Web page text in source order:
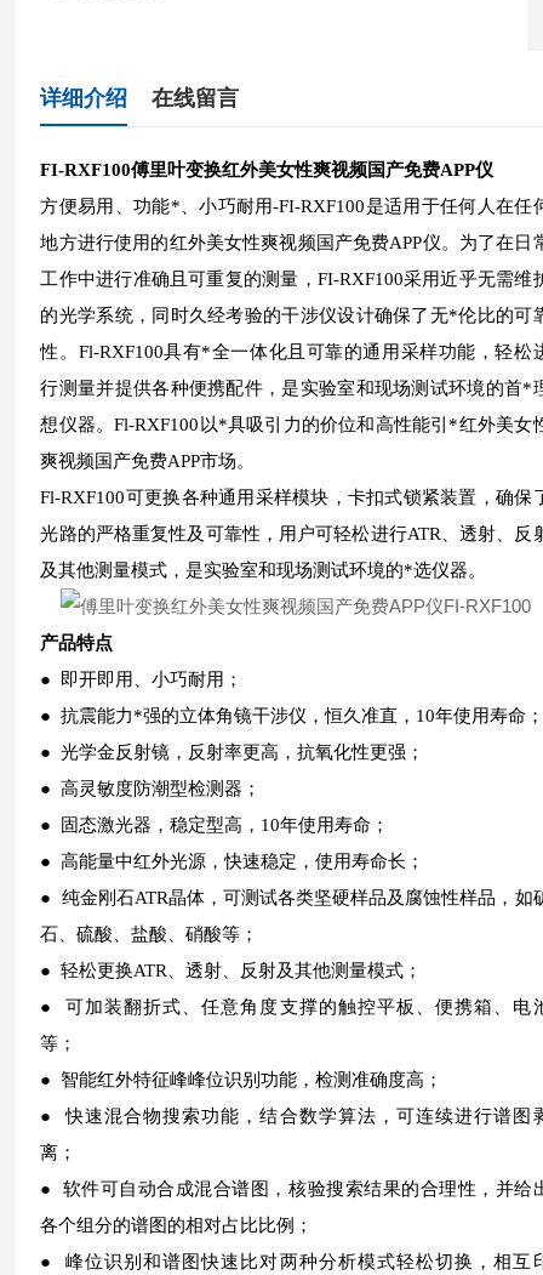
详细介绍 在线留言
FI-RXF100傅里叶变换红外美女性爽视频国产免费APP仪
方便易用、功能*、小巧耐用-FI-RXF100是适用于任何人在任
地方进行使用的红外美女性爽视频国产免费APP仪。为了在日
工作中进行准确且可重复的测量，FI-RXF100采用近乎无需维
的光学系统，同时久经考验的干涉仪设计确保了无*伦比的可
性。Fl-RXF100具有*全一体化且可靠的通用采样功能，轻松
行测量并提供各种便携配件，是实验室和现场测试环境的首*
想仪器。Fl-RXF100以*具吸引力的价位和高性能引*红外美女
爽视频国产免费APP市场。
Fl-RXF100可更换各种通用采样模块，卡扣式锁紧装置，确保
光路的严格重复性及可靠性，用户可轻松进行ATR、透射、反
及其他测量模式，是实验室和现场测试环境的*选仪器。
产品特点
● 即开即用、小巧耐用；
● 抗震能力*强的立体角镜干涉仪，恒久准直， 10年使用寿命
● 光学金反射镜，反射率更高，抗氧化性更强；
● 高灵敏度防潮型检测器；
● 固态激光器，稳定型高，10年使用寿命；
● 高能量中红外光源，快速稳定，使用寿命长；
● 纯金刚石ATR晶体，可测试各类坚硬样品及腐蚀性样品，如
石、硫酸、盐酸、硝酸等；
● 轻松更换ATR、透射、反射及其他测量模式；
● 可加装翻折式、任意角度支撑的触控平板、便携箱、 电
等；
● 智能红外特征峰峰位识别功能，检测准确度高；
● 快速混合物搜索功能，结合数学算法，可连续进行谱 图
离；
● 软件可自动合成混合谱图，核验搜索结果的合理性，并给
各个组分的谱图的相对占比比例；
● 峰位识别和谱图快速比对两种分析模式轻松切换，相互